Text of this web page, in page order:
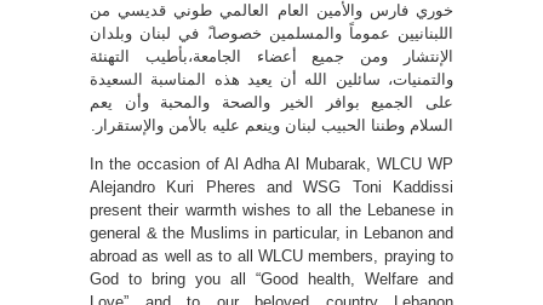
خوري فارس والأمين العام العالمي طوني قديسي من
اللبنانيين عموماً والمسلمين خصوصا،ً في لبنان وبلدان
الإنتشار ومن جميع أعضاء الجامعة،بأطيب التهنئة
والتمنيات، سائلين الله أن يعيد هذه المناسبة السعيدة
على الجميع بوافر الخير والصحة والمحبة وأن يعم
السلام وطننا الحبيب لبنان وينعم عليه بالأمن والإستقرار.
In the occasion of Al Adha Al Mubarak, WLCU WP
Alejandro Kuri Pheres and WSG Toni Kaddissi
present their warmth wishes to all the Lebanese in
general & the Muslims in particular, in Lebanon and
abroad as well as to all WLCU members, praying to
God to bring you all “Good health, Welfare and